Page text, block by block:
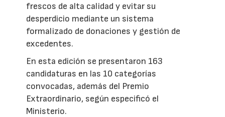
frescos de alta calidad y evitar su
desperdicio mediante un sistema
formalizado de donaciones y gestión de
excedentes.
En esta edición se presentaron 163
candidaturas en las 10 categorías
convocadas, además del Premio
Extraordinario, según especificó el
Ministerio.